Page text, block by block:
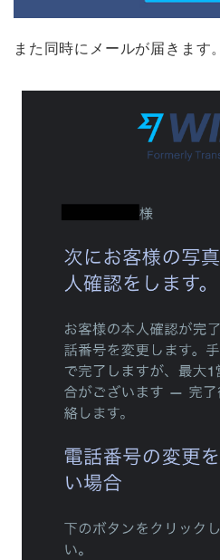
また同時にメールが届きます。